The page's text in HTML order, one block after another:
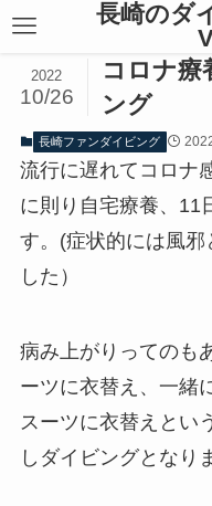
長崎のダ
コロナ療
ング
2022
10/26
長崎ファンダイビング
流行に遅れてコロナ
に則り自宅療養、11
す。(症状的には風邪
した）
病み上がりってのも
ーツに衣替え、一緒
スーツに衣替えとい
しダイビングとなり